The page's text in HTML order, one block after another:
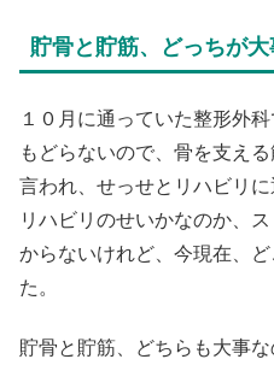
貯骨と貯筋、どっちが大
１０月に通っていた整形外
もどらないので、骨を支え
言われ、せっせとリハビリに
リハビリのせいかなのか、
からないけれど、今現在、
た。
貯骨と貯筋、どちらも大事